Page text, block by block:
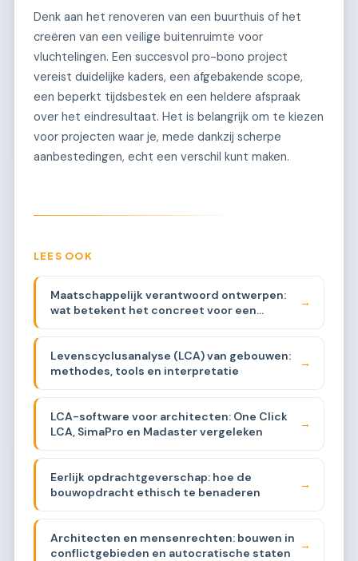
Denk aan het renoveren van een buurthuis of het
creëren van een veilige buitenruimte voor
vluchtelingen. Een succesvol pro-bono project
vereist duidelijke kaders, een afgebakende scope,
een beperkt tijdsbestek en een heldere afspraak
over het eindresultaat. Het is belangrijk om te kiezen
voor projecten waar je, mede dankzij scherpe
aanbestedingen, echt een verschil kunt maken.
LEES OOK
Maatschappelijk verantwoord ontwerpen:
wat betekent het concreet voor een
architect
→
Levenscyclusanalyse (LCA) van gebouwen:
methodes, tools en interpretatie
→
LCA-software voor architecten: One Click
LCA, SimaPro en Madaster vergeleken
→
Eerlijk opdrachtgeverschap: hoe de
bouwopdracht ethisch te benaderen
→
Architecten en mensenrechten: bouwen in
conflictgebieden en autocratische staten
→